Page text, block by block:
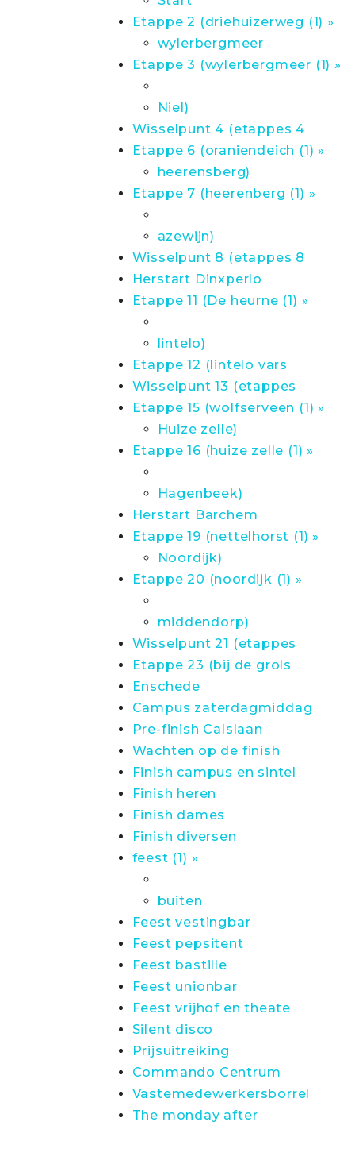
Etappe 2 (driehuizerweg (1) »
wylerbergmeer
Etappe 3 (wylerbergmeer (1) »
Niel)
Wisselpunt 4 (etappes 4
Etappe 6 (oraniendeich (1) »
heerensberg)
Etappe 7 (heerenberg (1) »
azewijn)
Wisselpunt 8 (etappes 8
Herstart Dinxperlo
Etappe 11 (De heurne (1) »
lintelo)
Etappe 12 (lintelo vars
Wisselpunt 13 (etappes
Etappe 15 (wolfserveen (1) »
Huize zelle)
Etappe 16 (huize zelle (1) »
Hagenbeek)
Herstart Barchem
Etappe 19 (nettelhorst (1) »
Noordijk)
Etappe 20 (noordijk (1) »
middendorp)
Wisselpunt 21 (etappes
Etappe 23 (bij de grols
Enschede
Campus zaterdagmiddag
Pre-finish Calslaan
Wachten op de finish
Finish campus en sintel
Finish heren
Finish dames
Finish diversen
feest (1) »
buiten
Feest vestingbar
Feest pepsitent
Feest bastille
Feest unionbar
Feest vrijhof en theate
Silent disco
Prijsuitreiking
Commando Centrum
Vastemedewerkersborrel
The monday after